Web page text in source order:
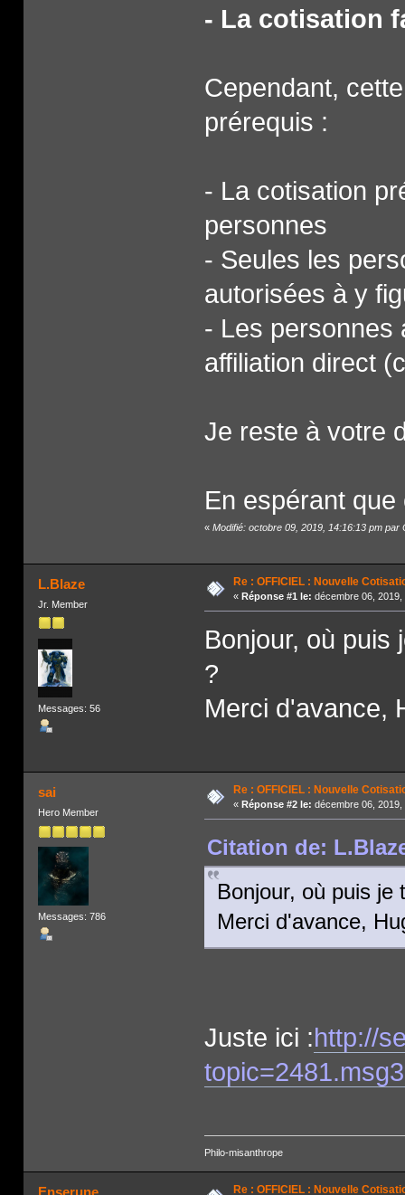
- La cotisation
Cependant,
prérequis :
- La cotisation
personnes
- Seules les
autorisées à y
- Les personnes
affiliation direct
Je reste à votre
En espérant
« Modifié: octobre 09, 2019, 14:16:13 pm par
L.Blaze
Jr. Member
Messages: 56
Re : OFFICIEL : Nouvelle
« Réponse #1 le: décembre 06, 2019,
Bonjour, où puis
?
Merci d'avance,
sai
Hero Member
Messages: 786
Re : OFFICIEL : Nouvelle
« Réponse #2 le: décembre 06, 2019,
Citation de:
Bonjour, où puis je
Merci d'avance,
Juste ici :http://
Philo-misanthrope
Enserune Re : OFFICIEL : Nouvelle